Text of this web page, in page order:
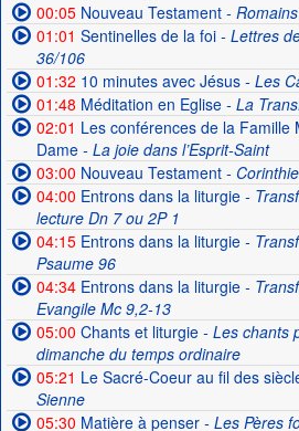
00:05Nouveau Testament-
01:01 Sentinelles de la foi- Lettres
36/106
01:32 10 minutes avec Jésus- Les
01:48 Méditation en Eglise- La
02:01 Les conférences de la Famille
Dame- La joie dans l’Esprit-Saint
03:00 Nouveau Testament-
04:00 Entrons dans la liturgie-
lecture Dn 7 ou 2P 1
04:15Entrons dans la liturgie-
Psaume 96
04:34Entrons dans la liturgie-
Evangile Mc 9,2-13
05:00 Chants et liturgie- Les chants
dimanche du temps ordinaire
05:21 Le Sacré-Coeur au fil des
Sienne
05:30 Matière à penser- Les Pères